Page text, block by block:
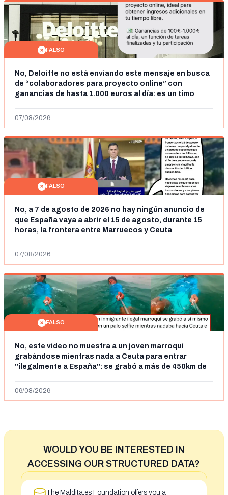
FALSO
No, Deloitte no está enviando este mensaje en busca
de “colaboradores para proyecto online” con
ganancias de hasta 1.000 euros al día: es un timo
07/08/2026
FALSO
No, a 7 de agosto de 2026 no hay ningún anuncio de
que España vaya a abrir el 15 de agosto, durante 15
horas, la frontera entre Marruecos y Ceuta
07/08/2026
FALSO
No, este vídeo no muestra a un joven marroquí
grabándose mientras nada a Ceuta para entrar
"ilegalmente a España": se grabó a más de 450km de
06/08/2026
WOULD YOU BE INTERESTED IN
ACCESSING OUR STRUCTURED DATA?
The Maldita.es Foundation offers you a